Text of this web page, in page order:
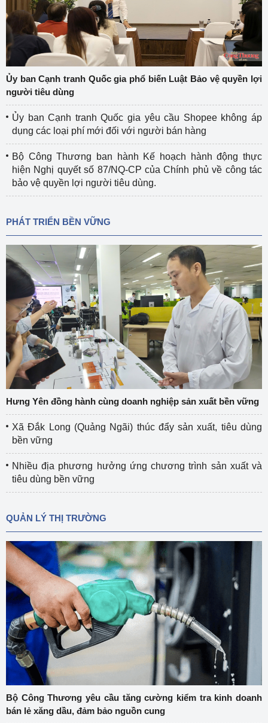
Ủy ban Cạnh tranh Quốc gia phổ biến Luật Bảo vệ quyền lợi
người tiêu dùng
Ủy ban Cạnh tranh Quốc gia yêu cầu Shopee không áp
dụng các loại phí mới đối với người bán hàng
Bộ Công Thương ban hành Kế hoạch hành động thực
hiện Nghị quyết số 87/NQ-CP của Chính phủ về công tác
bảo vệ quyền lợi người tiêu dùng.
PHÁT TRIỂN BỀN VỮNG
Hưng Yên đồng hành cùng doanh nghiệp sản xuất bền vững
Xã Đắk Long (Quảng Ngãi) thúc đẩy sản xuất, tiêu dùng
bền vững
Nhiều địa phương hưởng ứng chương trình sản xuất và
tiêu dùng bền vững
QUẢN LÝ THỊ TRƯỜNG
Bộ Công Thương yêu cầu tăng cường kiểm tra kinh doanh
bán lẻ xăng dầu, đảm bảo nguồn cung